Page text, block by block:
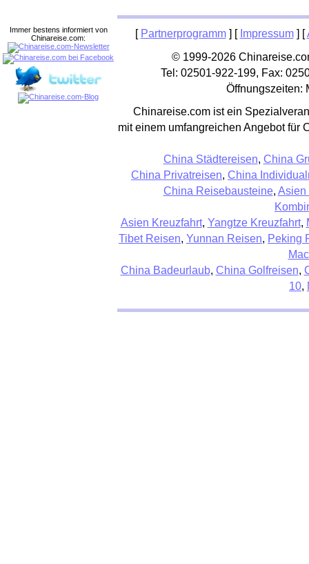
[ Partnerprogramm] [ Impressum] [
© 1999-2026
Tel: 02501-922-199, Fax:
Öffnungszeiten:
Chinareise.com ist ein
mit einem umfangreichen Angebot für
China Städtereisen, China
China Privatreisen, China
China Reisebausteine, Asien
Asien Kreuzfahrt, Yangtze Kreuzfahrt,
Tibet Reisen, Yunnan Reisen, Peking
China Badeurlaub, China Golfreisen,
10,
Immer bestens informiert von
Chinareise.com: